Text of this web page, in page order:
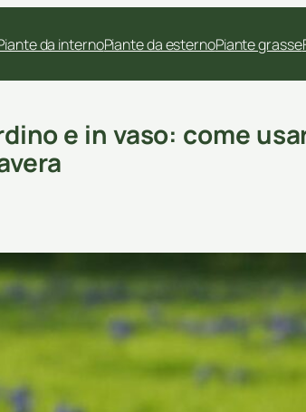
da internoPiante da esternoPiante grasse
e in vaso: come